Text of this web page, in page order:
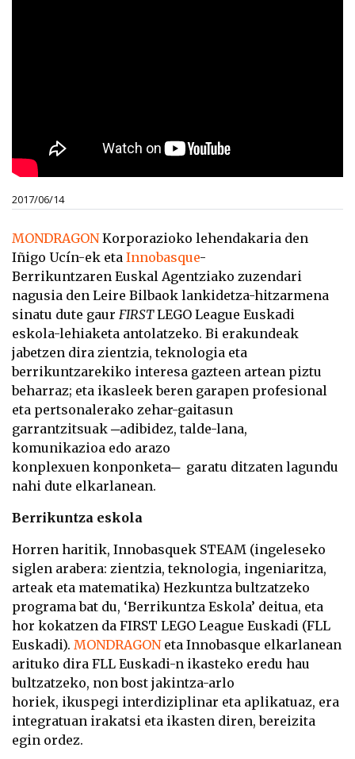
2017/06/14
MONDRAGONKorporazioko lehendakaria den
Iñigo Ucín-ek eta Innobasque-
Berrikuntzaren Euskal Agentziako zuzendari
nagusia den Leire Bilbaok lankidetza-hitzarmena
sinatu dute gaur FIRSTLEGO League Euskadi
eskola-lehiaketa antolatzeko. Bi erakundeak
jabetzen dira zientzia, teknologia eta
berrikuntzarekiko interesa gazteen artean piztu
beharraz; eta ikasleek beren garapen profesional
eta pertsonalerako zehar-gaitasun
garrantzitsuak ─adibidez, talde-lana,
komunikazioa edo arazo
konplexuen konponketa─ garatu ditzaten lagundu
nahi dute elkarlanean.
Berrikuntza eskola
Horren haritik, Innobasquek STEAM (ingeleseko
siglen arabera: zientzia, teknologia, ingeniaritza,
arteak eta matematika) Hezkuntza bultzatzeko
programa bat du, ‘Berrikuntza Eskola’ deitua, eta
hor kokatzen da FIRST LEGO League Euskadi (FLL
Euskadi). MONDRAGONeta Innobasque elkarlanean
arituko dira FLL Euskadi-n ikasteko eredu hau
bultzatzeko, non bost jakintza-arlo
horiek, ikuspegi interdiziplinar eta aplikatuaz, era
integratuan irakatsi eta ikasten diren, bereizita
egin ordez.